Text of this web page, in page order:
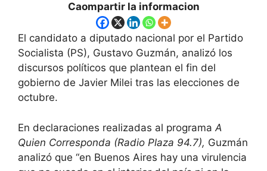
Caompartir la informacion
El candidato a diputado nacional por el Partido
Socialista (PS), Gustavo Guzmán, analizó los
discursos políticos que plantean el fin del
gobierno de Javier Milei tras las elecciones de
octubre.
En declaraciones realizadas al programa A
Quien Corresponda (Radio Plaza 94.7), Guzmán
analizó que “en Buenos Aires hay una virulencia